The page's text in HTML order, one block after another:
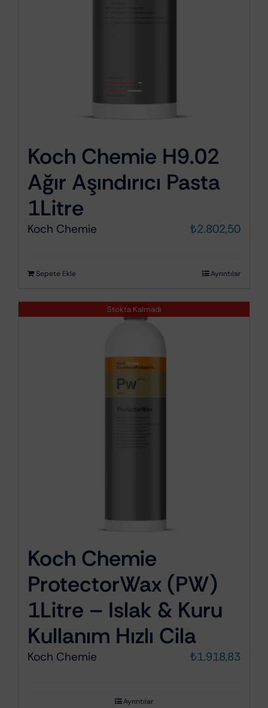
Koch Chemie H9.02
Ağır Aşındırıcı Pasta
1Litre
Koch Chemie ₺2.802,50
Sepete Ekle Ayrıntılar
Stokta Kalmadı
Koch Chemie
ProtectorWax (PW)
1Litre – Islak & Kuru
Kullanım Hızlı Cila
Koch Chemie ₺1.918,83
Ayrıntılar